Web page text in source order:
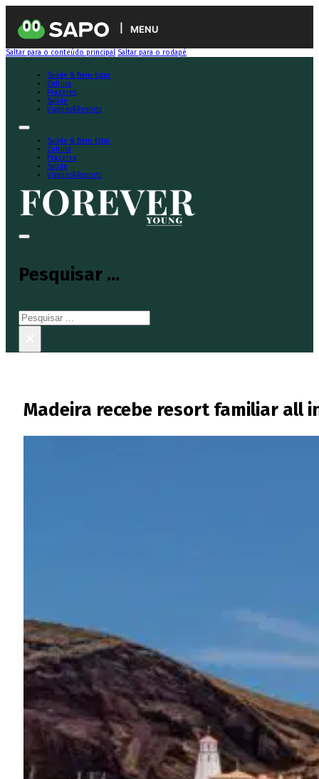
MENU
Saltar para o conteúdo principal Saltar para o rodapé
Saúde & Bem-Estar
Cultura
Prazeres
Saúde
Viagens&Resorts
Saúde & Bem-Estar
Cultura
Prazeres
Saúde
Viagens&Resorts
Pesquisar ...
Pesquisar
Madeira recebe resort familiar all